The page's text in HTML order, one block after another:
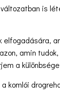
is
elfogadására,
amin tudok,
a
komlói